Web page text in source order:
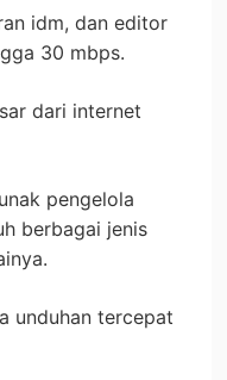
idm, dan editor
30 mbps.
dari internet
pengelola
berbagai jenis
unduhan tercepat